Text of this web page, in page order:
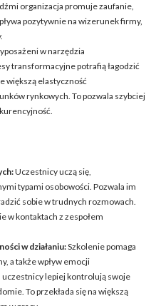
organizacja promuje zaufanie,
pozytywnie na wizerunek firmy,
w narzędzia
transformacyjne potrafią łagodzić
większą elastyczność
rynkowych. To pozwala szybciej
Uczestnicy uczą się,
typami osobowości. Pozwala im
sobie w trudnych rozmowach.
w kontaktach z zespołem
w działaniu:Szkolenie pomaga
a także wpływ emocji
lepiej kontrolują swoje
To przekłada się na większą